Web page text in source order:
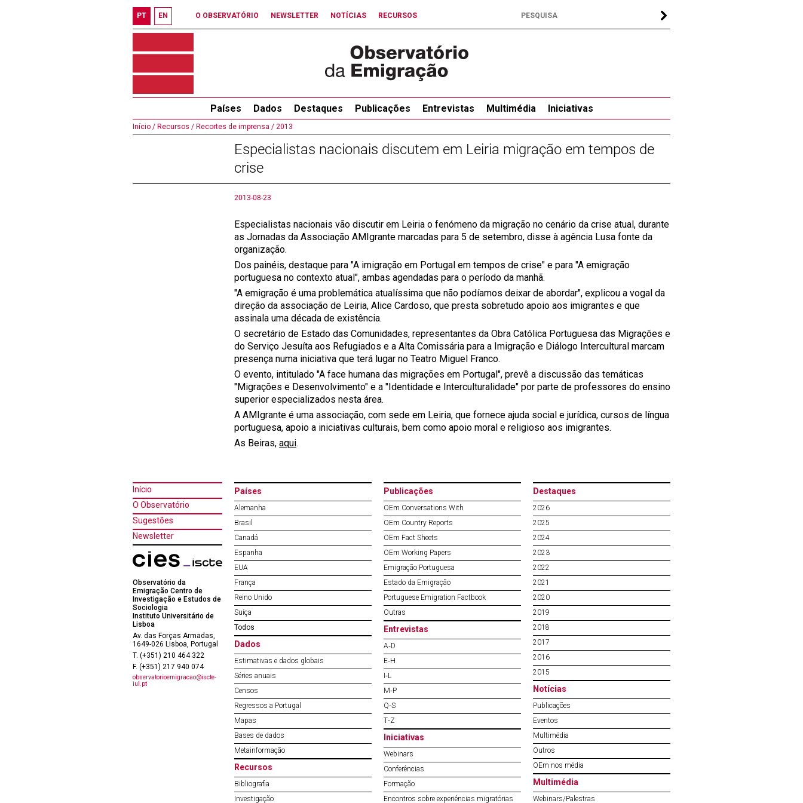
PT EN O OBSERVATÓRIO NEWSLETTER NOTÍCIAS RECURSOS
Países Dados Destaques Publicações Entrevistas Multimédia Iniciativas
Início / Recursos / Recortes de imprensa / 2013
Especialistas nacionais discutem em Leiria migração em tempos de
crise
2013-08-23
Especialistas nacionais vão discutir em Leiria o fenómeno da migração no cenário da crise atual, durante
as Jornadas da Associação AMIgrante marcadas para 5 de setembro, disse à agência Lusa fonte da
organização.
Dos painéis, destaque para "A imigração em Portugal em tempos de crise" e para "A emigração
portuguesa no contexto atual", ambas agendadas para o período da manhã.
"A emigração é uma problemática atualíssima que não podíamos deixar de abordar", explicou a vogal da
direção da associação de Leiria, Alice Cardoso, que presta sobretudo apoio aos imigrantes e que
assinala uma década de existência.
O secretário de Estado das Comunidades, representantes da Obra Católica Portuguesa das Migrações e
do Serviço Jesuíta aos Refugiados e a Alta Comissária para a Imigração e Diálogo Intercultural marcam
presença numa iniciativa que terá lugar no Teatro Miguel Franco.
O evento, intitulado "A face humana das migrações em Portugal", prevê a discussão das temáticas
"Migrações e Desenvolvimento" e a "Identidade e Interculturalidade" por parte de professores do ensino
superior especializados nesta área.
A AMIgrante é uma associação, com sede em Leiria, que fornece ajuda social e jurídica, cursos de língua
portuguesa, apoio a iniciativas culturais, bem como apoio moral e religioso aos imigrantes.
As Beiras, aqui.
Início
O Observatório
Sugestões
Newsletter
Observatório da
Emigração Centro de
Investigação e Estudos de
Sociologia
Instituto Universitário de
Lisboa
Av. das Forças Armadas,
1649-026 Lisboa, Portugal
T. (+351) 210 464 322
F. (+351) 217 940 074
observatorioemigracao@iscte-
iul.pt
Países
Alemanha
Brasil
Canadá
Espanha
EUA
França
Reino Unido
Suíça
Todos
Dados
Estimativas e dados globais
Séries anuais
Censos
Regressos a Portugal
Mapas
Bases de dados
Metainformação
Recursos
Bibliografia
Investigação
Publicações
OEm Conversations With
OEm Country Reports
OEm Fact Sheets
OEm Working Papers
Emigração Portuguesa
Estado da Emigração
Portuguese Emigration Factbook
Outras
Entrevistas
A‐D
E‐H
I‐L
M‐P
Q‐S
T‐Z
Iniciativas
Webinars
Conferências
Formação
Encontros sobre experiências migratórias
Destaques
2026
2025
2024
2023
2022
2021
2020
2019
2018
2017
2016
2015
Notícias
Publicações
Eventos
Multimédia
Outros
OEm nos média
Multimédia
Webinars/Palestras